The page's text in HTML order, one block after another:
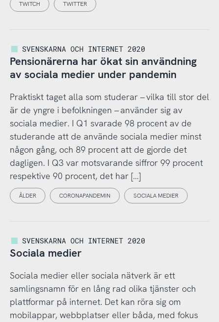
TWITCH TWITTER
SVENSKARNA OCH INTERNET 2020
Pensionärerna har ökat sin användning
av sociala medier under pandemin
Praktiskt taget alla som studerar – vilka till stor del
är de yngre i befolkningen – använder sig av
sociala medier. I Q1 svarade 98 procent av de
studerande att de använde sociala medier minst
någon gång, och 89 procent att de gjorde det
dagligen. I Q3 var motsvarande siffror 99 procent
respektive 90 procent, det har […]
ÅLDER CORONAPANDEMIN SOCIALA MEDIER
SVENSKARNA OCH INTERNET 2020
Sociala medier
Sociala medier eller sociala nätverk är ett
samlingsnamn för en lång rad olika tjänster och
plattformar på internet. Det kan röra sig om
mobilappar, webbplatser eller båda, med fokus